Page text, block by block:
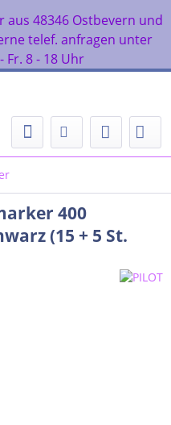
aus 48346 Ostbevern und
telef. anfragen unter
Fr. 8 - 18 Uhr
400
(15 + 5 St.